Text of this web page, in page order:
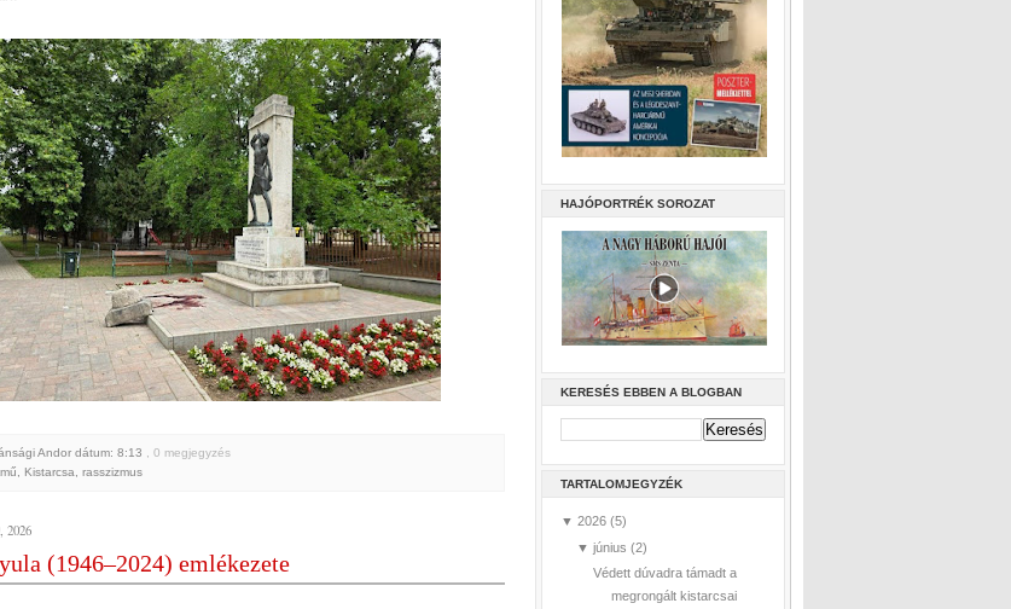
Andor dátum: 8:13
, 0 megjegyzés
Kistarcsa rasszizmus
2026
(1946–2024) emlékezete
HAJÓPORTRÉK SOROZAT
KERESÉS EBBEN A BLOGBAN
TARTALOMJEGYZÉK
▼ 2026 (5)
▼ június (2)
Védett dúvadra támadt a
megrongált kistarcsai